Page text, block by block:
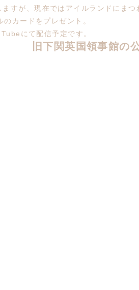
すが、現在ではアイルランドにま
カードをプレゼント。
にて配信予定です。
旧下関英国領事館の